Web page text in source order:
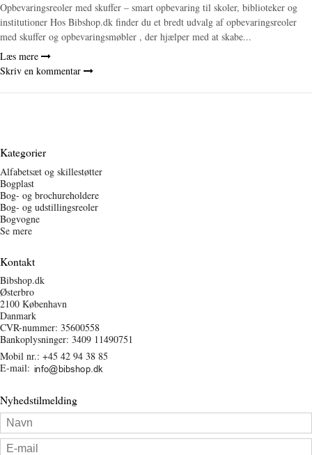
Opbevaringsreoler med skuffer – smart opbevaring til skoler, biblioteker og
institutioner Hos Bibshop.dk finder du et bredt udvalg af opbevaringsreoler
med skuffer og opbevaringsmøbler , der hjælper med at skabe...
Læs mere
Skriv en kommentar
Kategorier
Alfabetsæt og skillestøtter
Bogplast
Bog- og brochureholdere
Bog- og udstillingsreoler
Bogvogne
Se mere
Kontakt
Bibshop.dk
Østerbro
2100 København
Danmark
CVR-nummer: 35600558
Bankoplysninger: 3409 11490751
Mobil nr.: +45 42 94 38 85
E-mail:
Nyhedstilmelding